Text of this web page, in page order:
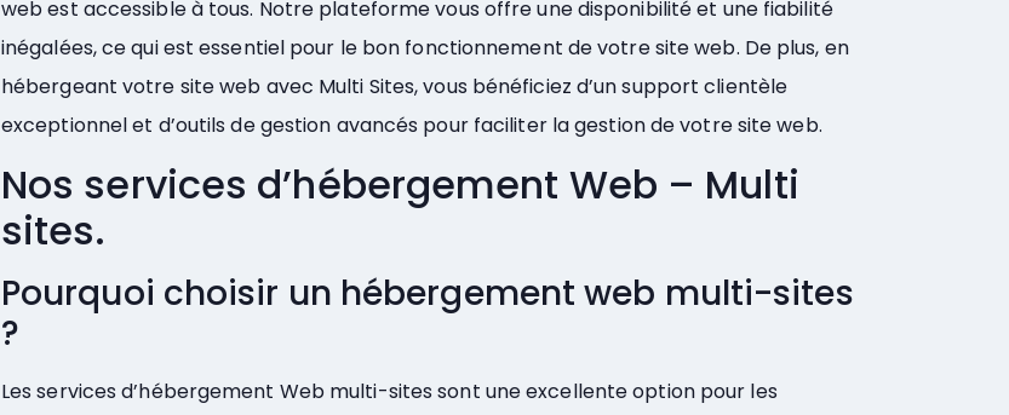
web est accessible à tous. Notre plateforme vous offre une disponibilité et une fiabilité
inégalées, ce qui est essentiel pour le bon fonctionnement de votre site web. De plus, en
hébergeant votre site web avec Multi Sites, vous bénéficiez d’un support clientèle
exceptionnel et d’outils de gestion avancés pour faciliter la gestion de votre site web.
Nos services d’hébergement Web – Multi
sites.
Pourquoi choisir un hébergement web multi-sites
?
Les services d’hébergement Web multi-sites sont une excellente option pour les